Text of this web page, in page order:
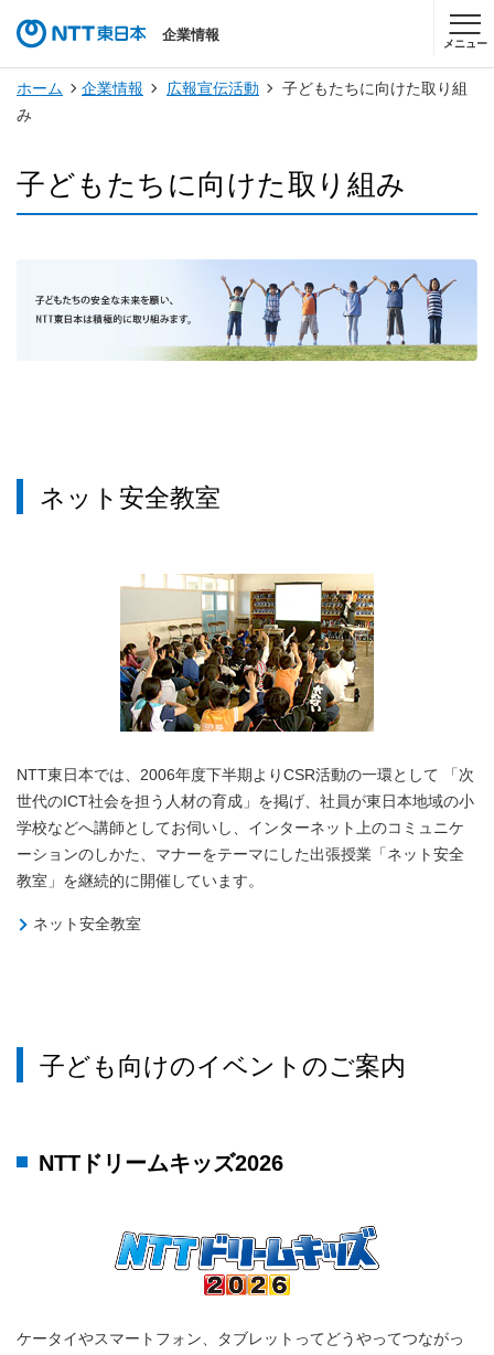
企業情報
メニュー
ホーム 企業情報 広報宣伝活動
子どもたちに向けた取り組
み
子どもたちに向けた取り組み
ネット安全教室
NTT東日本では、2006年度下半期よりCSR活動の一環として 「次
世代のICT社会を担う人材の育成」を掲げ、社員が東日本地域の小
学校などへ講師としてお伺いし、インターネット上のコミュニケ
ーションのしかた、マナーをテーマにした出張授業「ネット安全
教室」を継続的に開催しています。
ネット安全教室
子ども向けのイベントのご案内
NTTドリームキッズ2026
ケータイやスマートフォン、タブレットってどうやってつながっ